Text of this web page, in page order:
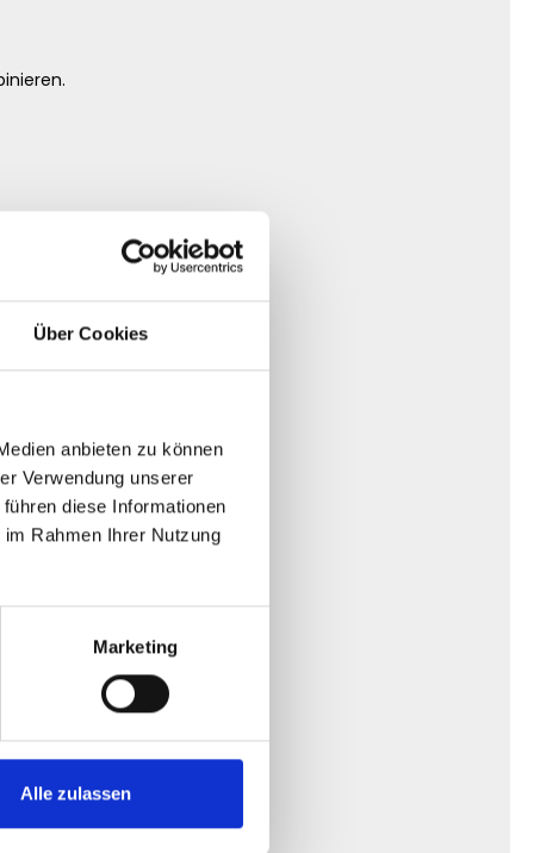
Über Cookies
anbieten zu können
Verwendung unserer
diese Informationen
Rahmen Ihrer Nutzung
Marketing
Alle zulassen